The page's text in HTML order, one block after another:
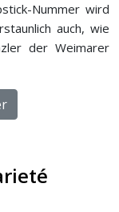
Nummer wird
auch, wie
der Weimarer